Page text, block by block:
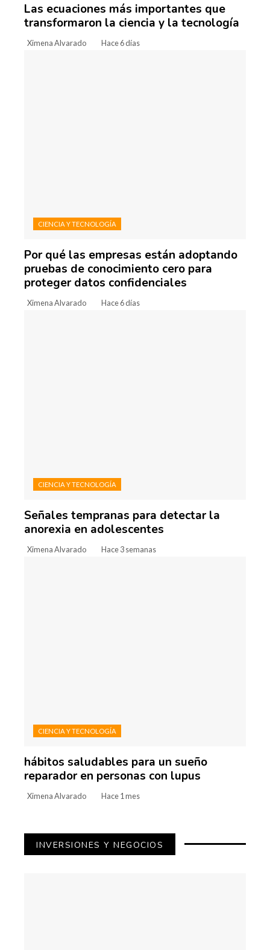
Las ecuaciones más importantes que
transformaron la ciencia y la tecnología
Ximena Alvarado Hace 6 días
CIENCIA Y TECNOLOGÍA
Por qué las empresas están adoptando
pruebas de conocimiento cero para
proteger datos confidenciales
Ximena Alvarado Hace 6 días
CIENCIA Y TECNOLOGÍA
Señales tempranas para detectar la
anorexia en adolescentes
Ximena Alvarado Hace 3 semanas
CIENCIA Y TECNOLOGÍA
hábitos saludables para un sueño
reparador en personas con lupus
Ximena Alvarado Hace 1 mes
INVERSIONES Y NEGOCIOS